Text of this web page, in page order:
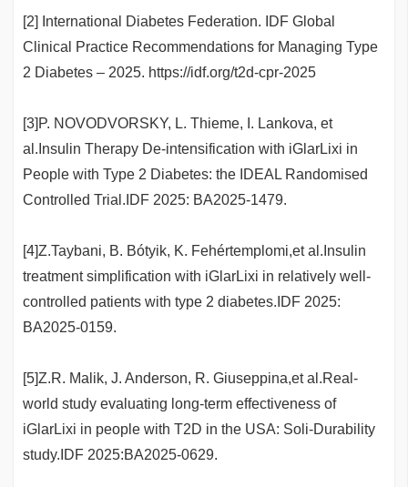
[2] International Diabetes Federation. IDF Global
Clinical Practice Recommendations for Managing Type
2 Diabetes – 2025. https://idf.org/t2d-cpr-2025
[3]P. NOVODVORSKY, L. Thieme, I. Lankova, et
al.Insulin Therapy De-intensification with iGlarLixi in
People with Type 2 Diabetes: the IDEAL Randomised
Controlled Trial.IDF 2025: BA2025-1479.
[4]Z.Taybani, B. Bótyik, K. Fehértemplomi,et al.Insulin
treatment simplification with iGlarLixi in relatively well-
controlled patients with type 2 diabetes.IDF 2025:
BA2025-0159.
[5]Z.R. Malik, J. Anderson, R. Giuseppina,et al.Real-
world study evaluating long-term effectiveness of
iGlarLixi in people with T2D in the USA: Soli-Durability
study.IDF 2025:BA2025-0629.